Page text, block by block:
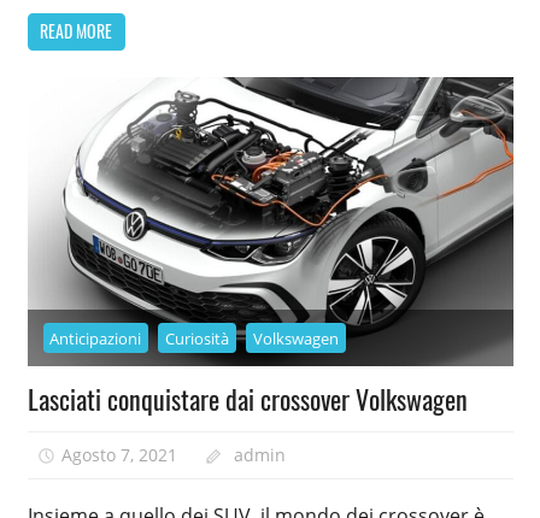
READ MORE
Anticipazioni Curiosità Volkswagen
Lasciati conquistare dai crossover Volkswagen
Agosto 7, 2021 admin